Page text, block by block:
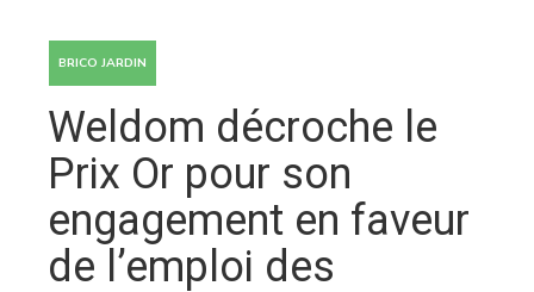
BRICO JARDIN
Weldom décroche le
Prix Or pour son
engagement en faveur
de l’emploi des